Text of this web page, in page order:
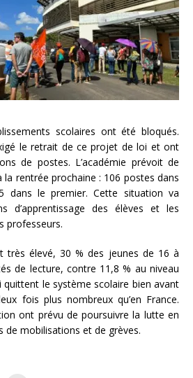
scolaires ont été bloqués.
le retrait de ce projet de loi et ont
de postes. L’académie prévoit de
rentrée prochaine : 106 postes dans
dans le premier. Cette situation va
d’apprentissage des élèves et les
professeurs.
très élevé, 30 % des jeunes de 16 à
de lecture, contre 11,8 % au niveau
quittent le système scolaire bien avant
fois plus nombreux qu’en France.
ont prévu de poursuivre la lutte en
de mobilisations et de grèves.